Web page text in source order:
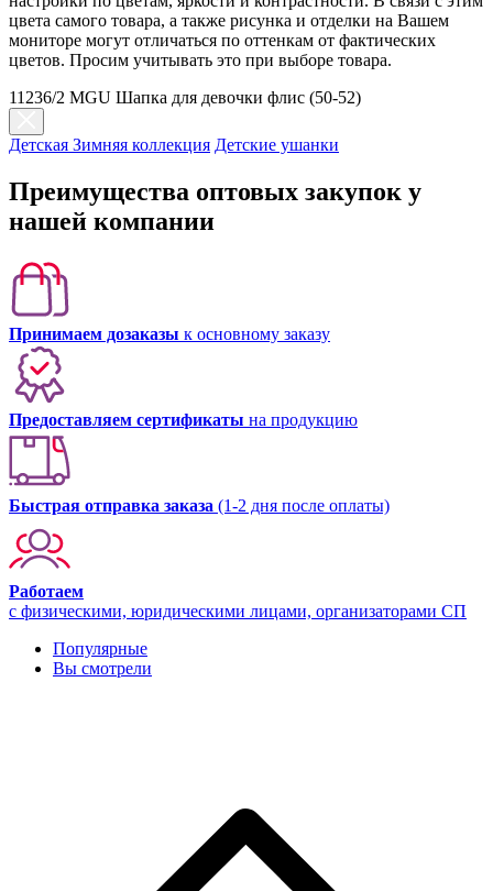
цвета самого товара, а также рисунка и отделки на Вашем
мониторе могут отличаться по оттенкам от фактических
цветов. Просим учитывать это при выборе товара.
11236/2 MGU Шапка для девочки флис (50-52)
Детская Зимняя коллекция Детские ушанки
Преимущества оптовых закупок у
нашей компании
Принимаем дозаказы к основному заказу
Предоставляем сертификаты на продукцию
Быстрая отправка заказа (1-2 дня после оплаты)
Работаем
с физическими, юридическими лицами, организаторами СП
Популярные
Вы смотрели